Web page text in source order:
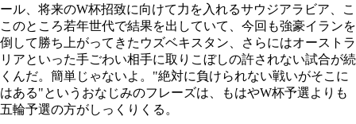
ール、将来のW杯招致に向けて力を入れるサウジアラビア、こ
このところ若年世代で結果を出していて、今回も強豪イランを
倒して勝ち上がってきたウズベキスタン、さらにはオーストラ
リアといった手ごわい相手に取りこぼしの許されない試合が続
くんだ。簡単じゃないよ。"絶対に負けられない戦いがそこに
はある"というおなじみのフレーズは、もはやW杯予選よりも
五輪予選の方がしっくりくる。